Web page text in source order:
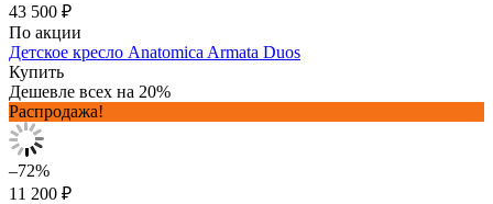
43 500 ₽
По акции
Детское кресло Anatomica Armata Duos
Купить
Дешевле всех на 20%
Распродажа!
–72%
11 200 ₽